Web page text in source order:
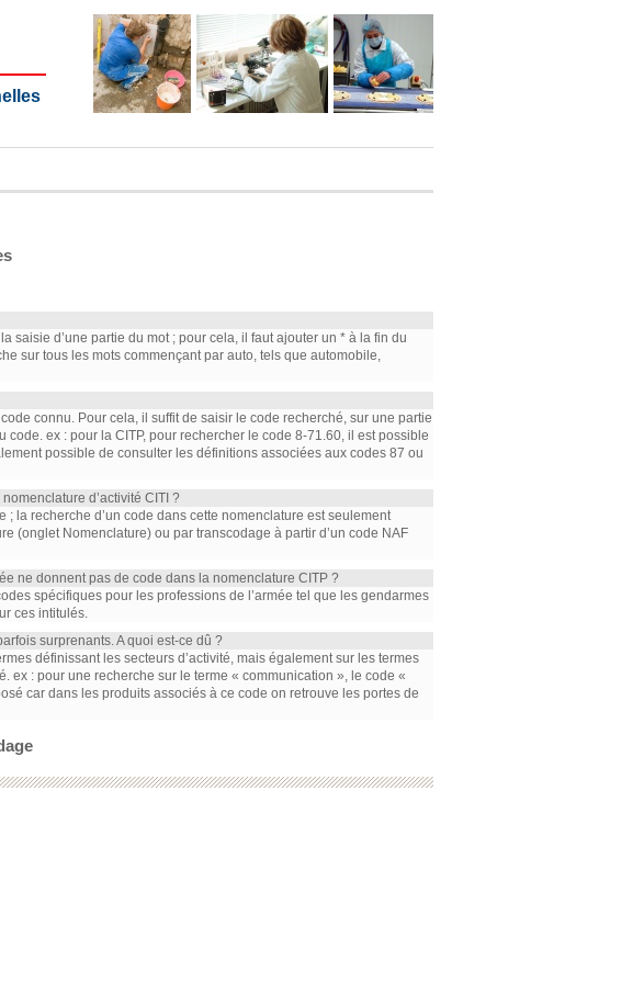
saisie d’une partie du mot ; pour cela, il faut ajouter un * à la fin du
sur tous les mots commençant par auto, tels que automobile,
connu. Pour cela, il suffit de saisir le code recherché, sur une partie
ex : pour la CITP, pour rechercher le code 8-71.60, il est possible
possible de consulter les définitions associées aux codes 87 ou
d’activité CITI ?
; la recherche d’un code dans cette nomenclature est seulement
(onglet Nomenclature) ou par transcodage à partir d’un code NAF
ne donnent pas de code dans la nomenclature CITP ?
spécifiques pour les professions de l’armée tel que les gendarmes
ces intitulés.
surprenants. A quoi est-ce dû ?
définissant les secteurs d’activité, mais également sur les termes
ex : pour une recherche sur le terme « communication », le code «
car dans les produits associés à ce code on retrouve les portes de